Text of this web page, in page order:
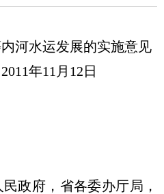
河水运发展的实施意见
年11月12日
政府，省各委办厅局，